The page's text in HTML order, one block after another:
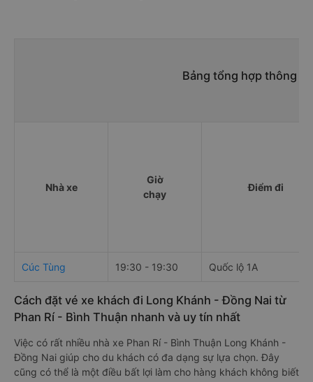
Bảng tổng hợp thông
Nhà xe
Giờ
chạy
Điểm đi
Cúc Tùng 19:30 - 19:30 Quốc lộ 1A
Cách đặt vé xe khách đi Long Khánh - Đồng Nai từ
Phan Rí - Bình Thuận nhanh và uy tín nhất
Việc có rất nhiều nhà xe Phan Rí - Bình Thuận Long Khánh -
Đồng Nai giúp cho du khách có đa dạng sự lựa chọn. Đây
cũng có thể là một điều bất lợi làm cho hàng khách không biết